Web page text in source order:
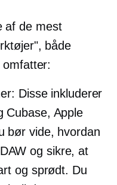
af de mest
både
omfatter:
Disse inkluderer
Cubase, Apple
bør vide, hvordan
og sikre, at
og sprødt. Du